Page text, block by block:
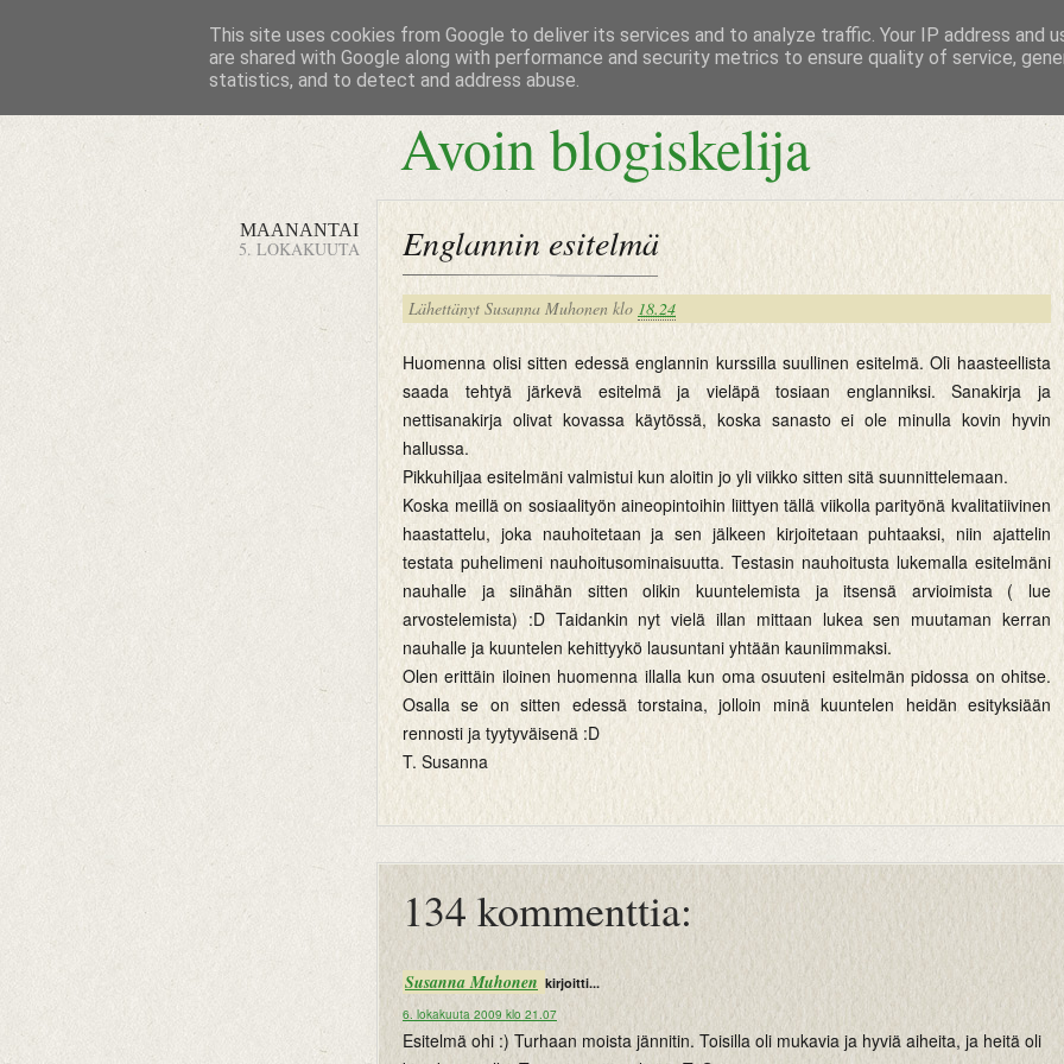
Avoin blogiskelija
MAANANTAI
5. LOKAKUUTA Englannin esitelmä
Lähettänyt Susanna Muhonen klo 18.24
Huomenna olisi sitten edessä englannin kurssilla suullinen esitelmä. Oli haasteellista
saada tehtyä järkevä esitelmä ja vieläpä tosiaan englanniksi. Sanakirja ja
nettisanakirja olivat kovassa käytössä, koska sanasto ei ole minulla kovin hyvin
hallussa.
Pikkuhiljaa esitelmäni valmistui kun aloitin jo yli viikko sitten sitä suunnittelemaan.
Koska meillä on sosiaalityön aineopintoihin liittyen tällä viikolla parityönä kvalitatiivinen
haastattelu, joka nauhoitetaan ja sen jälkeen kirjoitetaan puhtaaksi, niin ajattelin
testata puhelimeni nauhoitusominaisuutta. Testasin nauhoitusta lukemalla esitelmäni
nauhalle ja siinähän sitten olikin kuuntelemista ja itsensä arvioimista ( lue
arvostelemista) :D Taidankin nyt vielä illan mittaan lukea sen muutaman kerran
nauhalle ja kuuntelen kehittyykö lausuntani yhtään kauniimmaksi.
Olen erittäin iloinen huomenna illalla kun oma osuuteni esitelmän pidossa on ohitse.
Osalla se on sitten edessä torstaina, jolloin minä kuuntelen heidän esityksiään
rennosti ja tyytyväisenä :D
T. Susanna
134 kommenttia:
Susanna Muhonen kirjoitti...
6. lokakuuta 2009 klo 21.07
Esitelmä ohi :) Turhaan moista jännitin. Toisilla oli mukavia ja hyviä aiheita, ja heitä oli
This site uses cookies from Google to deliver its services and to analyze traffic. Your IP address and
are shared with Google along with performance and security metrics to ensure quality of service,
statistics, and to detect and address abuse.